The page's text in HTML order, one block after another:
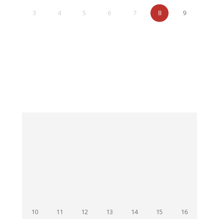
3 4 5 6 7 8 9
10 11 12 13 14 15 16